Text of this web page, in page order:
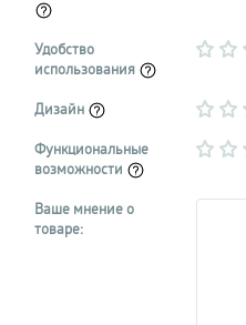
Удобство
использования
Дизайн
Функциональные
возможности
Ваше мнение о
товаре: